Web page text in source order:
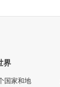
界
国家和地